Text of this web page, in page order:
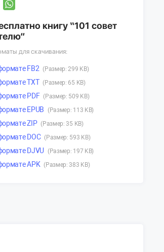
книгу “101 совет
для скачивания:
FB2 (Размер: 299 KB)
TXT (Размер: 65 KB)
PDF (Размер: 509 KB)
EPUB (Размер: 113 KB)
ZIP (Размер: 35 KB)
DOC (Размер: 593 KB)
DJVU (Размер: 197 KB)
APK (Размер: 383 KB)